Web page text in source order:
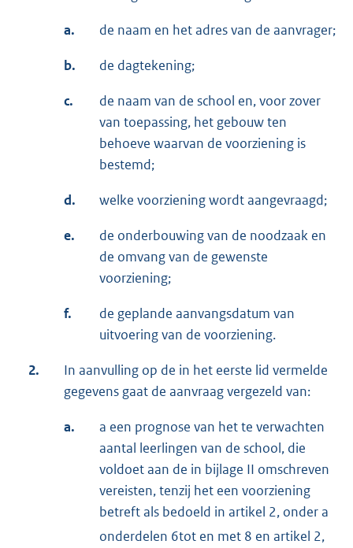
a. de naam en het adres van de aanvrager;
b. de dagtekening;
c.
de naam van de school en, voor zover
van toepassing, het gebouw ten
behoeve waarvan de voorziening is
bestemd;
d. welke voorziening wordt aangevraagd;
e.
de onderbouwing van de noodzaak en
de omvang van de gewenste
voorziening;
f.
de geplande aanvangsdatum van
uitvoering van de voorziening.
2.
In aanvulling op de in het eerste lid vermelde
gegevens gaat de aanvraag vergezeld van:
a.
a een prognose van het te verwachten
aantal leerlingen van de school, die
voldoet aan de in bijlage II omschreven
vereisten, tenzij het een voorziening
betreft als bedoeld in artikel 2, onder a
onderdelen 6tot en met 8 en artikel 2,